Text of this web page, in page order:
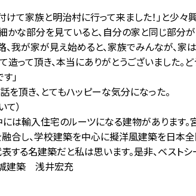
けて家族と明治村に行って来ました！」と少々
かな部分を見ていると、自分の家と同じ部分が
、我が家が見え始めると、家族でみんなが、家
造って頂き、本当にありがとうございました。
」
を頂き、とてもハッピーな気分になった。
）
は輸入住宅のルーツになる建物があります
合し、学校建築を中心に擬洋風建築を日本
する名建築だと私は思います。是非、ベスト
建築 浅井宏充